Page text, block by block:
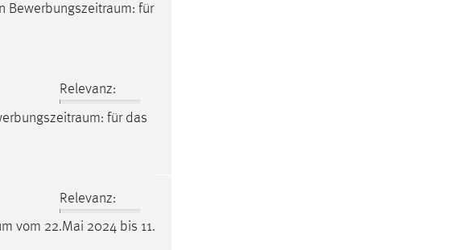
Bewerbungszeitraum: für
Relevanz:
: für das
Relevanz:
vom 22.Mai 2024 bis 11.